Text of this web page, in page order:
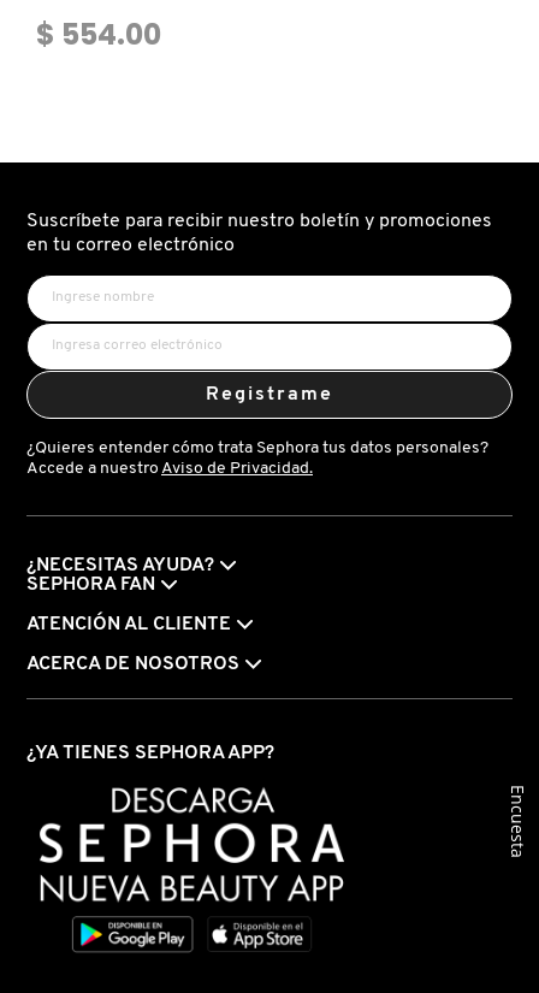
ILIA
IT COSMETICS
JULIETTE HAS A GUN
KÉRASTASE
KIEHL’S
$ 554.00
Suscríbete para recibir nuestro boletín y promociones
en tu correo electrónico
Registrame
¿Quieres entender cómo trata Sephora tus datos personales?
Accede a nuestro Aviso de Privacidad.
¿NECESITAS AYUDA?
SEPHORA FAN
ATENCIÓN AL CLIENTE
ACERCA DE NOSOTROS
¿YA TIENES SEPHORA APP?
Encuesta